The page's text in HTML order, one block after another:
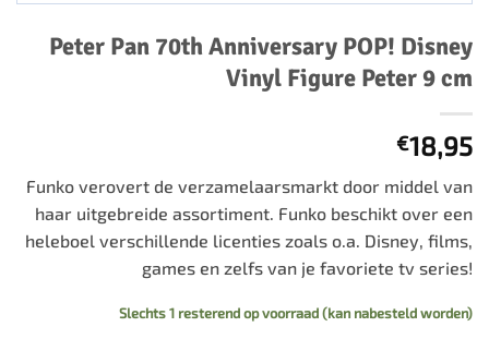
Peter Pan 70th Anniversary POP! Disney
Vinyl Figure Peter 9 cm
€18,95
Funko verovert de verzamelaarsmarkt door middel van
haar uitgebreide assortiment. Funko beschikt over een
heleboel verschillende licenties zoals o.a. Disney, films,
games en zelfs van je favoriete tv series!
Slechts 1 resterend op voorraad (kan nabesteld worden)